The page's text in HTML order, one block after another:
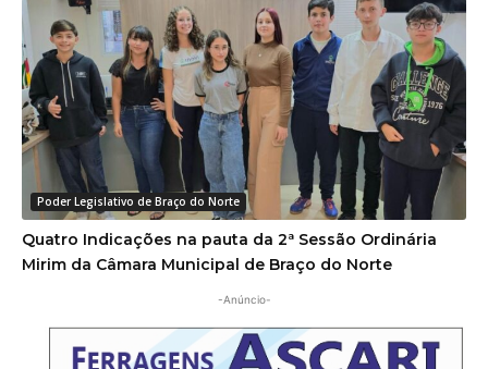
Poder Legislativo de Braço do Norte
Quatro Indicações na pauta da 2ª Sessão Ordinária
Mirim da Câmara Municipal de Braço do Norte
-Anúncio-